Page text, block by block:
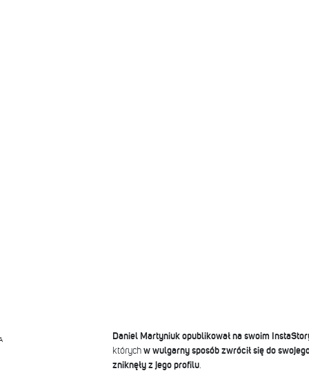
Daniel Martyniuk opublikował na swoim
których w wulgarny sposób zwrócił się do
zniknęły z jego profilu.